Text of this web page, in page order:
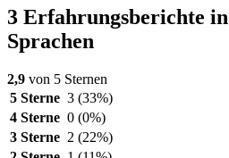
3 Erfahrungsberichte
Sprachen
2,9 von 5 Sternen
5 Sterne 3 (33%)
4 Sterne 0 (0%)
3 Sterne 2 (22%)